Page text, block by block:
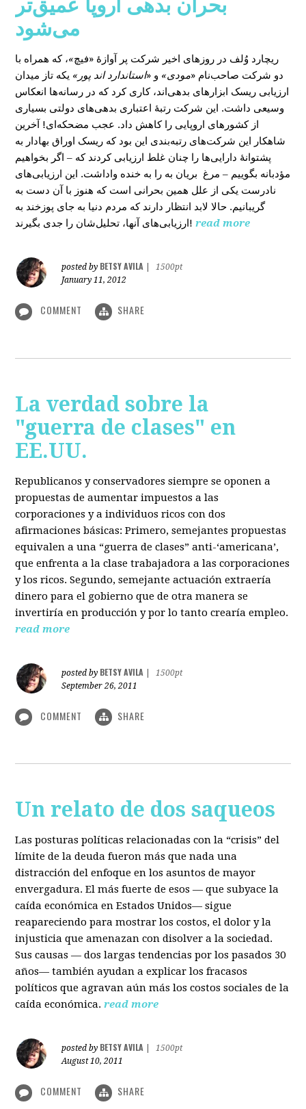
بحران بدهی اروپا عمیق‌تر
می‌شود
ریچارد وُلف در روزهای اخیر شرکت پر آوازۀ «فیچ»، که همراه با
دو شرکت صاحب‌نام «مودی» و «استاندارد اند پور» یکه‌ تاز میدان
ارزیابی ریسک ابزارهای بدهی‌اند، کاری کرد که در رسانه‌ها انعکاس
وسیعی داشت. این شرکت رتبۀ اعتباری بدهی‌های دولتی بسیاری
از کشورهای اروپایی را کاهش داد. عجب مضحکه‌ای! آخرین
شاهکار این شرکت‌های رتبه‌بندی این بود که ریسک‌ اوراق بهادار به
پشتوانۀ دارایی‌‌ها را چنان غلط ارزیابی کردند که – اگر بخواهیم
مؤدبانه بگوییم – مرغ بریان به را به خنده واداشت. این ارزیابی‌های
نادرست یکی از علل همین بحرانی است که هنوز با آن دست به
گریبانیم. حالا لابد انتظار دارند که مردم دنیا به جای پوزخند به
ارزیابی‌های آنها، تحلیل‌‌شان را جدی بگیرند! read more
posted by BETSY AVILA
1500pt
January 11, 2012
COMMENT SHARE
La verdad sobre la
"guerra de clases" en
EE.UU.
Republicanos y conservadores siempre se oponen a
propuestas de aumentar impuestos a las
corporaciones y a individuos ricos con dos
afirmaciones básicas: Primero, semejantes propuestas
equivalen a una “guerra de clases” anti-‘americana’,
que enfrenta a la clase trabajadora a las corporaciones
y los ricos. Segundo, semejante actuación extraería
dinero para el gobierno que de otra manera se
invertiría en producción y por lo tanto crearía empleo.
read more
posted by BETSY AVILA
1500pt
September 26, 2011
COMMENT SHARE
Un relato de dos saqueos
Las posturas políticas relacionadas con la “crisis” del
límite de la deuda fueron más que nada una
distracción del enfoque en los asuntos de mayor
envergadura. El más fuerte de esos — que subyace la
caída económica en Estados Unidos— sigue
reapareciendo para mostrar los costos, el dolor y la
injusticia que amenazan con disolver a la sociedad.
Sus causas — dos largas tendencias por los pasados 30
años— también ayudan a explicar los fracasos
políticos que agravan aún más los costos sociales de la
caída económica. read more
posted by BETSY AVILA
1500pt
August 10, 2011
COMMENT SHARE